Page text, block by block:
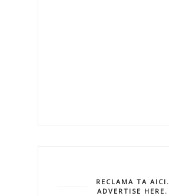
RECLAMA TA AICI.
ADVERTISE HERE.